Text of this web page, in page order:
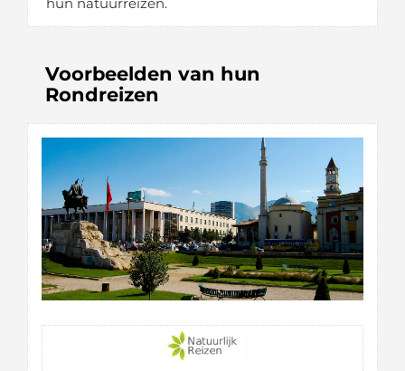
Voorbeelden van hun
Rondreizen